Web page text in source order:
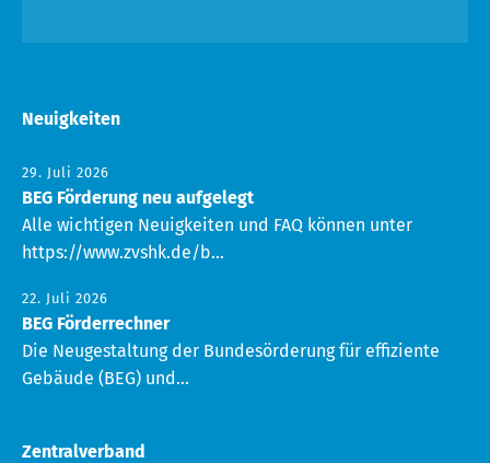
Neuigkeiten
29. Juli 2026
BEG Förderung neu aufgelegt
Alle wichtigen Neuigkeiten und FAQ können unter
https://www.zvshk.de/b...
22. Juli 2026
BEG Förderrechner
Die Neugestaltung der Bundesörderung für effiziente
Gebäude (BEG) und...
Zentralverband